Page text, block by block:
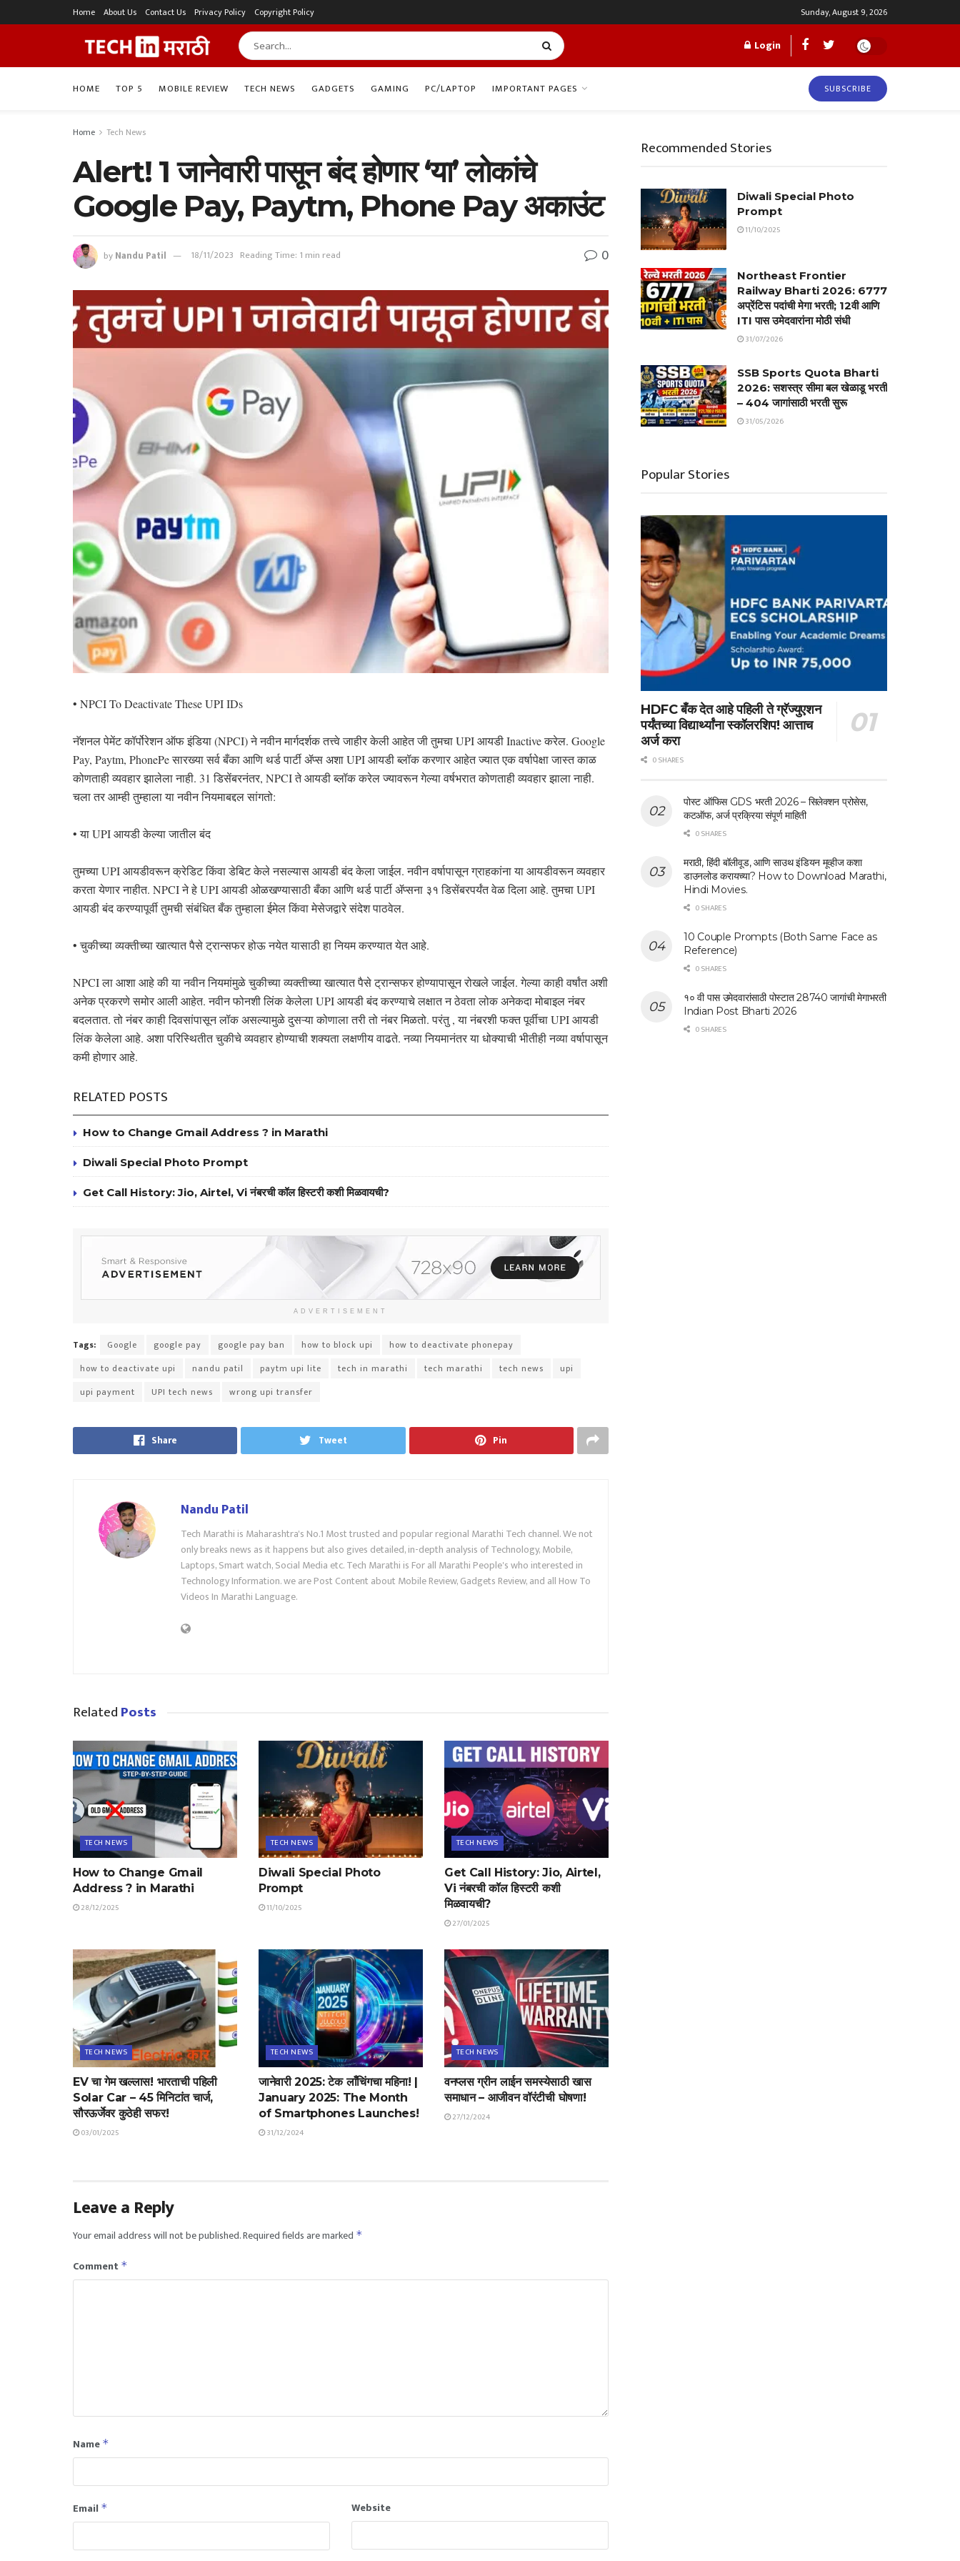
Home About Us Contact Us Privacy Policy Copyright Policy Sunday, August 9, 2026
Login
HOME TOP 5 MOBILE REVIEW TECH NEWS GADGETS GAMING PC/LAPTOP IMPORTANT PAGES SUBSCRIBE
Home Tech News
Alert! 1 जानेवारी पासून बंद होणार ‘या’ लोकांचे
Google Pay, Paytm, Phone Pay अकाउंट
byNandu Patil 18/11/2023 Reading Time: 1 min read 0
• NPCI To Deactivate These UPI IDs
नॅशनल पेमेंट कॉर्पोरेशन ऑफ इंडिया (NPCI) ने नवीन मार्गदर्शक तत्त्वे जाहीर केली आहेत जी तुमचा UPI आयडी Inactive करेल. Google
Pay, Paytm, PhonePe सारख्या सर्व बँका आणि थर्ड पार्टी ॲप्स अशा UPI आयडी ब्लॉक करणार आहेत ज्यात एक वर्षापेक्षा जास्त काळ
कोणताही व्यवहार झालेला नाही. 31 डिसेंबरनंतर, NPCI ते आयडी ब्लॉक करेल ज्यावरून गेल्या वर्षभरात कोणताही व्यवहार झाला नाही.
चला तर आम्ही तुम्हाला या नवीन नियमाबद्दल सांगतो:
• या UPI आयडी केल्या जातील बंद
तुमच्या UPI आयडीवरून क्रेडिट किंवा डेबिट केले नसल्यास आयडी बंद केला जाईल. नवीन वर्षापासून ग्राहकांना या आयडीवरून व्यवहार
करता येणार नाहीत. NPCI ने हे UPI आयडी ओळखण्यासाठी बँका आणि थर्ड पार्टी ॲप्सना ३१ डिसेंबरपर्यंत वेळ दिला आहे. तुमचा UPI
आयडी बंद करण्यापूर्वी तुमची संबंधित बँक तुम्हाला ईमेल किंवा मेसेजद्वारे संदेश पाठवेल.
• चुकीच्या व्यक्तीच्या खात्यात पैसे ट्रान्सफर होऊ नयेत यासाठी हा नियम करण्यात येत आहे.
NPCI ला आशा आहे की या नवीन नियमांमुळे चुकीच्या व्यक्तीच्या खात्यात पैसे ट्रान्सफर होण्यापासून रोखले जाईल. गेल्या काही वर्षांत अशी
अनेक प्रकरणे समोर आली आहेत. नवीन फोनशी लिंक केलेला UPI आयडी बंद करण्याचे लक्षात न ठेवता लोक अनेकदा मोबाइल नंबर
बदलतात. तो नंबर काही दिवसांपासून लॉक असल्यामुळे दुसऱ्या कोणाला तरी तो नंबर मिळतो. परंतु , या नंबरशी फक्त पूर्वीचा UPI आयडी
लिंक केलेला आहे. अशा परिस्थितीत चुकीचे व्यवहार होण्याची शक्यता लक्षणीय वाढते. नव्या नियमानंतर या धोक्याची भीतीही नव्या वर्षापासून
कमी होणार आहे.
RELATED POSTS
How to Change Gmail Address ? in Marathi
Diwali Special Photo Prompt
Get Call History: Jio, Airtel, Vi नंबरची कॉल हिस्टरी कशी मिळवायची?
ADVERTISEMENT
Tags: Google google pay google pay ban how to block upi
how to deactivate phonepay
how to deactivate upi
nandu patil paytm upi lite tech in marathi tech marathi tech news
upi
upi payment
UPI tech news wrong upi transfer
Share Tweet Pin
Nandu Patil
Tech Marathi is Maharashtra's No.1 Most trusted and popular regional Marathi Tech channel. We not
only breaks news as it happens but also gives detailed, in-depth analysis of Technology, Mobile,
Laptops, Smart watch, Social Media etc. Tech Marathi is For all Marathi People's who interested in
Technology Information. we are Post Content about Mobile Review, Gadgets Review, and all How To
Videos In Marathi Language.
RelatedPosts
TECH NEWS
How to Change Gmail
Address ? in Marathi
28/12/2025
TECH NEWS
Diwali Special Photo
Prompt
11/10/2025
TECH NEWS
Get Call History: Jio, Airtel,
Vi नंबरची कॉल हिस्टरी कशी
मिळवायची?
27/01/2025
TECH NEWS
EV चा गेम खल्लास! भारताची पहिली
Solar Car – 45 मिनिटांत चार्ज,
सौरऊर्जेवर कुठेही सफर!
03/01/2025
TECH NEWS
जानेवारी 2025: टेक लाँचिंगचा महिना! |
January 2025: The Month
of Smartphones Launches!
31/12/2024
TECH NEWS
वनप्लस ग्रीन लाईन समस्येसाठी खास
समाधान – आजीवन वॉरंटीची घोषणा!
27/12/2024
Leave a Reply
Your email address will not be published.Required fields are marked *
Comment *
Name *
Email * Website
Recommended Stories
Diwali Special Photo
Prompt
11/10/2025
Northeast Frontier
Railway Bharti 2026: 6777
अप्रेंटिस पदांची मेगा भरती; 12वी आणि
ITI पास उमेदवारांना मोठी संधी
31/07/2026
SSB Sports Quota Bharti
2026: सशस्त्र सीमा बल खेळाडू भरती
– 404 जागांसाठी भरती सुरू
31/05/2026
Popular Stories
HDFC बँक देत आहे पहिली ते ग्रॅज्युएशन
पर्यंतच्या विद्यार्थ्यांना स्कॉलरशिप! आत्ताच
अर्ज करा
0 SHARES
पोस्ट ऑफिस GDS भरती 2026 – सिलेक्शन प्रोसेस,
कटऑफ, अर्ज प्रक्रिया संपूर्ण माहिती
0 SHARES
मराठी, हिंदी बॉलीवूड, आणि साउथ इंडियन मूव्हीज कशा
डाउनलोड करायच्या? How to Download Marathi,
Hindi Movies.
0 SHARES
10 Couple Prompts (Both Same Face as
Reference)
0 SHARES
१० वी पास उमेदवारांसाठी पोस्टात 28740 जागांची मेगाभरती
Indian Post Bharti 2026
0 SHARES